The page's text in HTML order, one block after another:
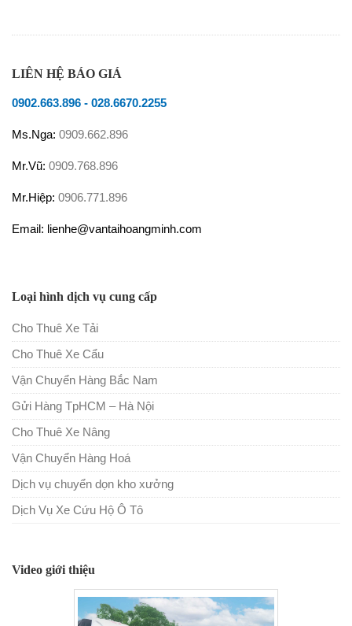
LIÊN HỆ BÁO GIÁ
0902.663.896 - 028.6670.2255
Ms.Nga: 0909.662.896
Mr.Vũ: 0909.768.896
Mr.Hiệp: 0906.771.896
Email: lienhe@vantaihoangminh.com
Loại hình dịch vụ cung cấp
Cho Thuê Xe Tải
Cho Thuê Xe Cẩu
Vận Chuyển Hàng Bắc Nam
Gửi Hàng TpHCM – Hà Nội
Cho Thuê Xe Nâng
Vận Chuyển Hàng Hoá
Dịch vụ chuyển dọn kho xưởng
Dịch Vụ Xe Cứu Hộ Ô Tô
Video giới thiệu